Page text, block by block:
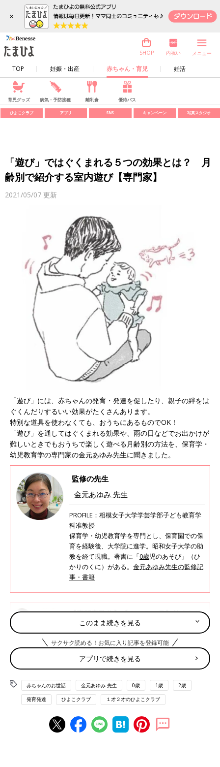
×
TOP 妊娠・出産 赤ちゃん・育児 妊活
SHOP 内祝い メニュー
育児グッズ 病気・予防接種 離乳食 優待パス
ひよこクラブ アプリ SNS キャンペーン 写真スタジオ
「遊び」ではぐくまれる５つの効果とは？ 月
齢別で紹介する室内遊び【専門家】
2021/05/07 更新
「遊び」には、赤ちゃんの発育・発達を促したり、親子の絆をは
ぐくんだりするいい効果がたくさんあります。
特別な道具を使わなくても、おうちにあるものでOK！
「遊び」を通してはぐくまれる効果や、雨の日などでお出かけが
難しいときでもおうちで楽しく遊べる月齢別の方法を、保育学・
幼児教育学の専門家の金元あゆみ先生に聞きました。
監修の先生
金元あゆみ 先生
PROFILE：相模女子大学学芸学部子ども教育学
科准教授
保育学・幼児教育学を専門とし、保育園での保
育を経験後、大学院に進学。昭和女子大学の助
教を経て現職。著書に「0歳児のあそび」（ひ
かりのくに）がある。 金元あゆみ先生の監修記
事・書籍
【専門家監修】【３～５カ月】首すわり
ごろから！外出NGだからおうちででど
んどん室内遊び6選
３カ月を過ぎると体も随分しっかりしてきて、
目を覚ましている時間も長くなってきます。家
にいる時間がいつもより長い今、遊びがマンネ
リ化しているような気がする…という悩みもよ
んの発達に合わせた室内遊びを相模女子大学学
芸学部子ども教育学科・准教授の金元あゆみ先
生に教えてもらいました。
知っておこう！ 「遊び」ではぐくまれる５つの効果
実は、赤ちゃんがご機嫌になること以外にも、「遊び」にはいい
「遊び」を通してはぐくまれる５つの効果を紹介します。
このまま続きを見る
サクサク読める！お気に入り記事を登録可能
アプリで続きを見る
赤ちゃんのお世話 金元あゆみ 先生 0歳 1歳 2歳
発育発達 ひよこクラブ １才２才のひよこクラブ